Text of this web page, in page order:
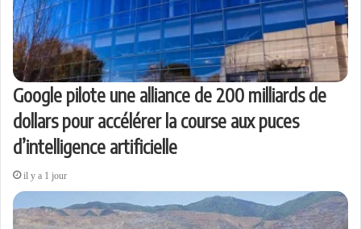
Google pilote une alliance de 200 milliards de
dollars pour accélérer la course aux puces
d’intelligence artificielle
il y a 1 jour